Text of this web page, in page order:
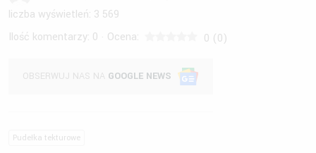
liczba wyświetleń: 3 569
Ilość komentarzy: 0 · Ocena: 0 (0)
OBSERWUJ NAS NA GOOGLE NEWS
Pudełka tekturowe